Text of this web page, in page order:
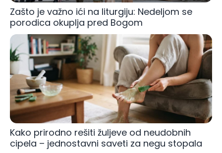
Zašto je važno ići na liturgiju: Nedeljom se
porodica okuplja pred Bogom
Kako prirodno rešiti žuljeve od neudobnih
cipela – jednostavni saveti za negu stopala